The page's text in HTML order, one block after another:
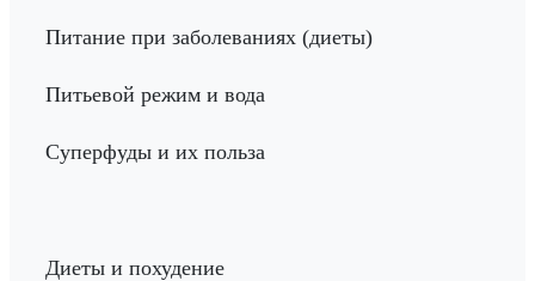
Питание при заболеваниях (диеты)
Питьевой режим и вода
Суперфуды и их польза
Диеты и похудение